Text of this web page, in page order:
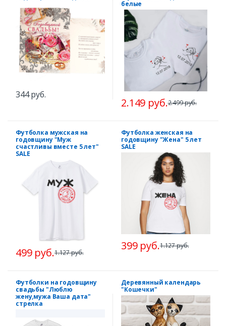
344 руб.
белые
2.149 руб.2.499 руб.
Футболка мужская на
годовщину "Муж
счастливы вместе 5 лет"
SALE
499 руб.1.127 руб.
Футболка женская на
годовщину "Жена" 5 лет
SALE
399 руб.1.127 руб.
Футболки на годовщину
свадьбы "Люблю
жену,мужа Ваша дата"
стрелка
Деревянный календарь
"Кошечки"